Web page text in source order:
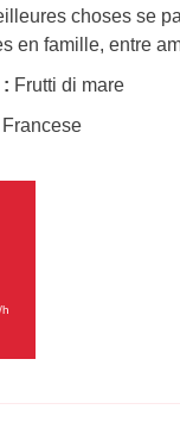
choses se
en famille, entre
Frutti di mare
Francese